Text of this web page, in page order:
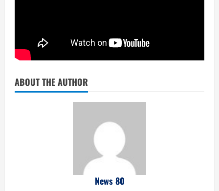
ABOUT THE AUTHOR
News 80